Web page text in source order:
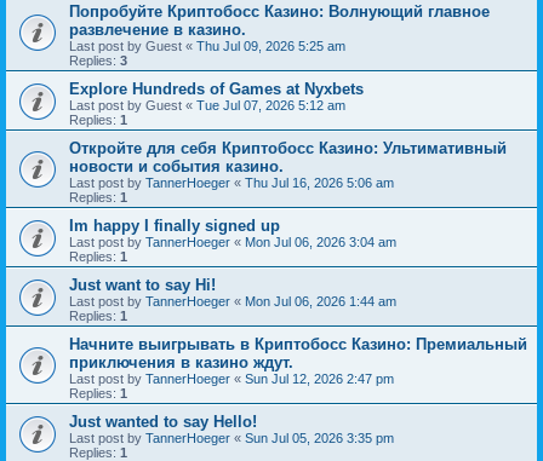
Попробуйте Криптобосс Казино: Волнующий главное
развлечение в казино.
Last post by Guest « Thu Jul 09, 2026 5:25 am
Replies: 3
Explore Hundreds of Games at Nyxbets
Last post by Guest « Tue Jul 07, 2026 5:12 am
Replies: 1
Откройте для себя Криптобосс Казино: Ультимативный
новости и события казино.
Last post by TannerHoeger « Thu Jul 16, 2026 5:06 am
Replies: 1
Im happy I finally signed up
Last post by TannerHoeger « Mon Jul 06, 2026 3:04 am
Replies: 1
Just want to say Hi!
Last post by TannerHoeger « Mon Jul 06, 2026 1:44 am
Replies: 1
Начните выигрывать в Криптобосс Казино: Премиальный
приключения в казино ждут.
Last post by TannerHoeger « Sun Jul 12, 2026 2:47 pm
Replies: 1
Just wanted to say Hello!
Last post by TannerHoeger « Sun Jul 05, 2026 3:35 pm
Replies: 1